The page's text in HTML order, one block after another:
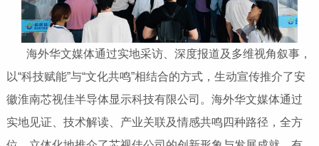
海外华文媒体通过实地采访、深度报道及多维视角叙事，
以“科技赋能”与“文化共鸣”相结合的方式，生动宣传推介了安
徽淮南芯视佳半导体显示科技有限公司。海外华文媒体通过
实地见证、技术解读、产业关联及情感共鸣四种路径，全方